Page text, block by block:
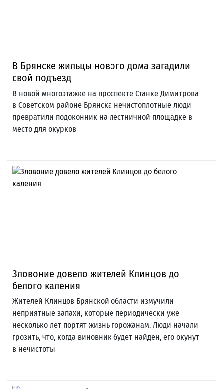
В Брянске жильцы нового дома загадили
свой подъезд
В новой многоэтажке на проспекте Станке Димитрова
в Советском районе Брянска нечистоплотные люди
превратили подоконник на лестничной площадке в
место для окурков
Зловоние довело жителей Клинцов до
белого каления
Жителей Клинцов Брянской области измучили
неприятные запахи, которые периодически уже
несколько лет портят жизнь горожанам. Люди начали
грозить, что, когда виновник будет найден, его окунут
в нечистоты